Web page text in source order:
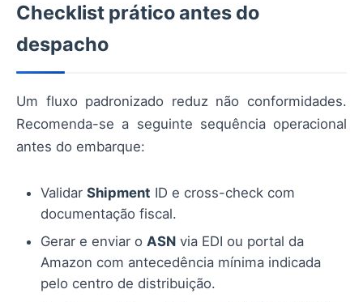
Checklist prático antes do
despacho
Um fluxo padronizado reduz não conformidades.
Recomenda-se a seguinte sequência operacional
antes do embarque:
Validar Shipment ID e cross-check com
documentação fiscal.
Gerar e enviar o ASN via EDI ou portal da
Amazon com antecedência mínima indicada
pelo centro de distribuição.